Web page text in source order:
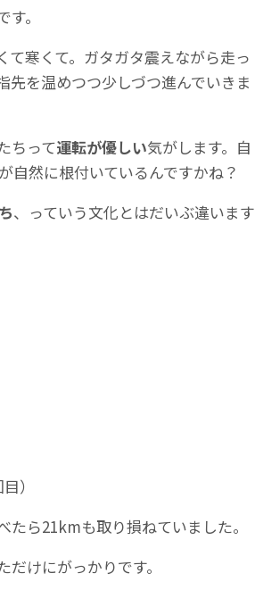
。
て寒くて。ガタガタ震えながら走っ
を温めつつ少しづつ進んでいきま
ちって運転が優しい気がします。自
然に根付いているんですかね？
、っていう文化とはだいぶ違います
）
ら21kmも取り損ねていました。
けにがっかりです。